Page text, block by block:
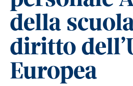
della
diritto
Europea